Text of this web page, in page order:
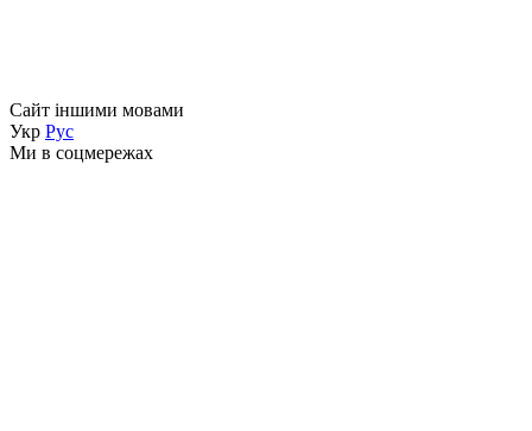
Сайт іншими мовами
Укр Рус
Ми в соцмережах